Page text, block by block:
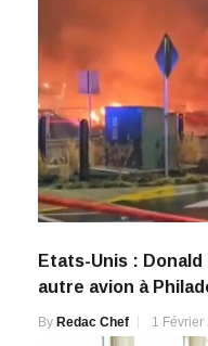
Etats-Unis : Donald
autre avion à
By Redac Chef 1 Février